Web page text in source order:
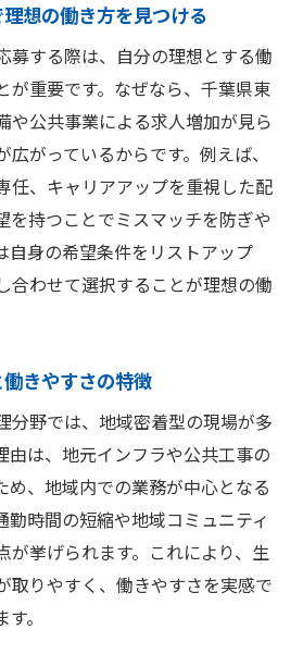
想の働き方を見つける
募する際は、自分の理想とする働
が重要です。なぜなら、千葉県東
や公共事業による求人増加が見ら
がっているからです。例えば、
任、キャリアアップを重視した配
を持つことでミスマッチを防ぎや
自身の希望条件をリストアップ
合わせて選択することが理想の働
きやすさの特徴
分野では、地域密着型の現場が多
由は、地元インフラや公共工事の
め、地域内での業務が中心となる
勤時間の短縮や地域コミュニティ
が挙げられます。これにより、生
取りやすく、働きやすさを実感で
。